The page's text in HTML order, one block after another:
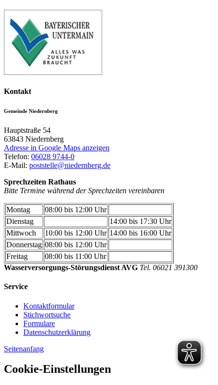
Kontakt
Gemeinde Niedernberg
Hauptstraße 54
63843 Niedernberg
Adresse in Google Maps anzeigen
Telefon: 06028 9744-0
E-Mail: poststelle@niedernberg.de
Sprechzeiten Rathaus
Bitte Termine während der Sprechzeiten vereinbaren
Montag
08:00 bis 12:00 Uhr
Dienstag
14:00 bis 17:30 Uhr
Mittwoch
10:00 bis 12:00 Uhr 14:00 bis 16:00 Uhr
Donnerstag 08:00 bis 12:00 Uhr
Freitag
08:00 bis 11:00 Uhr
Wasserversorgungs-Störungsdienst AVG Tel. 06021 391300
Service
Kontaktformular
Stichwortsuche
Formulare
Datenschutzerklärung
Seitenanfang
Cookie-Einstellungen